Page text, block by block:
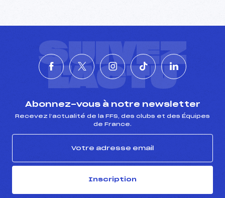
SUIVEZ
L'ACTU
Abonnez-vous à notre newsletter
Recevez l’actualité de la FFS, des clubs et des Équipes
de France.
Inscription